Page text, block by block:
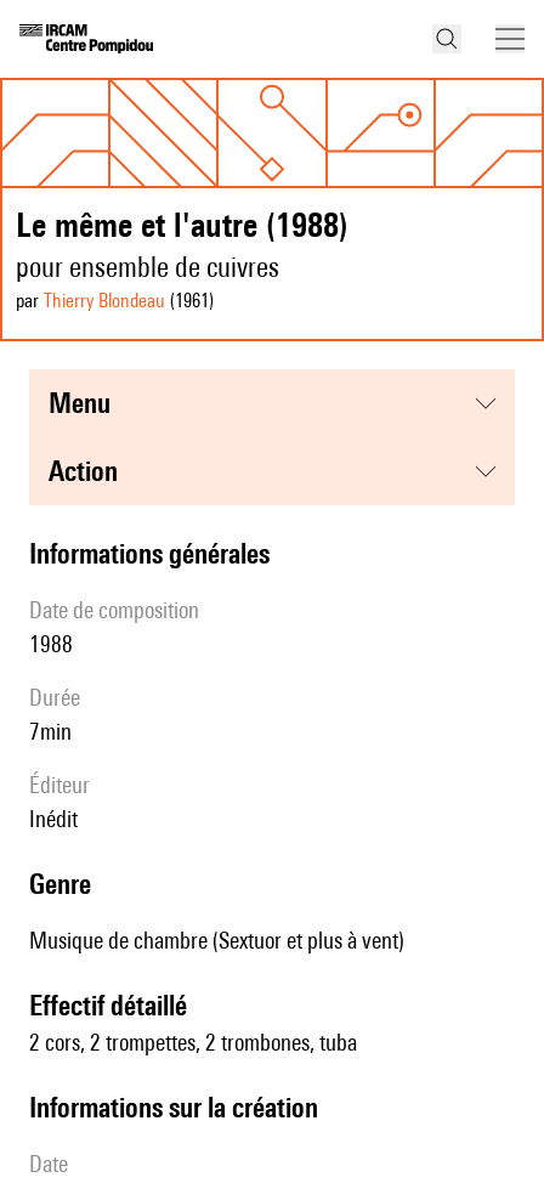
Le même et l'autre (1988)
pour ensemble de cuivres
par Thierry Blondeau (1961 )
menu
action
informations générales
date de composition
1988
durée
7min
éditeur
Inédit
genre
Musique de chambre (Sextuor et plus à vent)
effectif détaillé
2 cors, 2 trompettes, 2 trombones, tuba
informations sur la création
date